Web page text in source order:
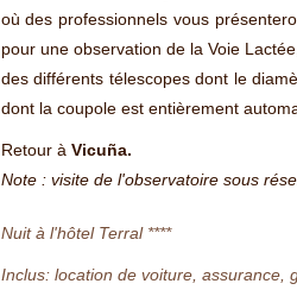
où des professionnels vous
pour une observation de la Voie
des différents télescopes dont le
dont la coupole est entièrement
Retour à Vicuña.
Note : visite de l'observatoire sous
Nuit à l'hôtel Terral ****
Inclus: location de voiture, assurance,